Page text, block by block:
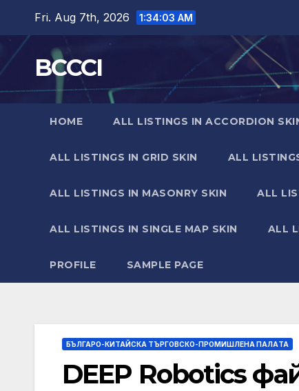
content
Fri. Aug 7th, 2026 1:34:04 AM
BCCCI
HOME ALL LISTINGS IN ACCORDION
ALL LISTINGS IN GRID SKIN ALL
ALL LISTINGS IN MASONRY SKIN ALL
ALL LISTINGS IN SINGLE MAP SKIN ALL
PROFILE SAMPLE PAGE
БЪЛГАРО-КИТАЙСКА ТЪРГОВСКО-ПРОМИШЛЕНА ПАЛAТА
DEEP Robotics